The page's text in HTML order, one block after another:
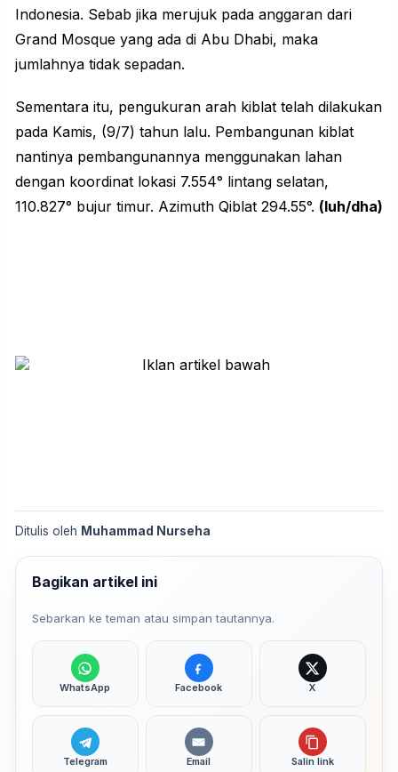
Indonesia. Sebab jika merujuk pada anggaran dari
Grand Mosque yang ada di Abu Dhabi, maka
jumlahnya tidak sepadan.
Sementara itu, pengukuran arah kiblat telah dilakukan
pada Kamis, (9/7) tahun lalu. Pembangunan kiblat
nantinya pembangunannya menggunakan lahan
dengan koordinat lokasi 7.554° lintang selatan,
110.827° bujur timur. Azimuth Qiblat 294.55°. (luh/dha)
Ditulis oleh Muhammad Nurseha
Bagikan artikel ini
Sebarkan ke teman atau simpan tautannya.
WhatsApp Facebook X
Telegram Email Salin link